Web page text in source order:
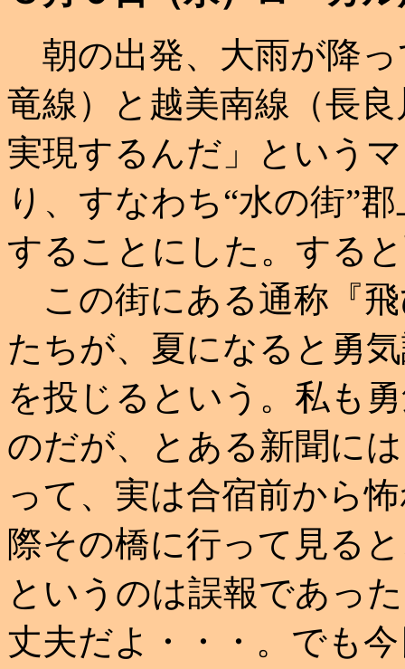
朝の出発、大雨が降
竜線）と越美南線（長
実現するんだ」という
り、すなわち“水の街”
することにした。する
この街にある通称『
たちが、夏になると勇
を投じるという。私も
のだが、とある新聞に
って、実は合宿前から
際その橋に行って見る
というのは誤報であっ
丈夫だよ・・・。でも